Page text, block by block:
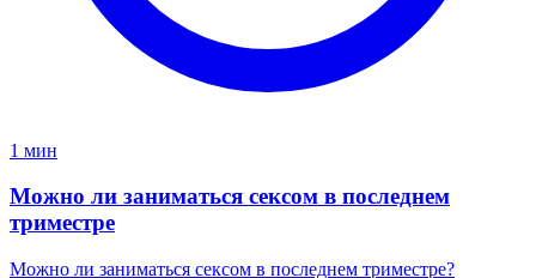
1 мин
Можно ли заниматься сексом в последнем
триместре
Можно ли заниматься сексом в последнем триместре?